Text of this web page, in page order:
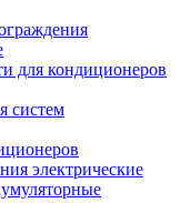
для кондиционеров
систем
электрические